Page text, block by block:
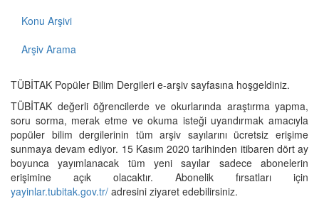
Konu Arşivi
Arşiv Arama
TÜBİTAK Popüler Bilim Dergileri e-arşiv sayfasına hoşgeldiniz.
TÜBİTAK değerli öğrencilerde ve okurlarında araştırma yapma,
soru sorma, merak etme ve okuma isteği uyandırmak amacıyla
popüler bilim dergilerinin tüm arşiv sayılarını ücretsiz erişime
sunmaya devam ediyor. 15 Kasım 2020 tarihinden itibaren dört ay
boyunca yayımlanacak tüm yeni sayılar sadece abonelerin
erişimine açık olacaktır. Abonelik fırsatları için
yayinlar.tubitak.gov.tr/ adresini ziyaret edebilirsiniz.